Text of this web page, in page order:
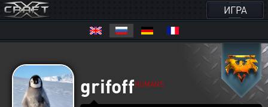
ИГРА
grifoffHUMANS